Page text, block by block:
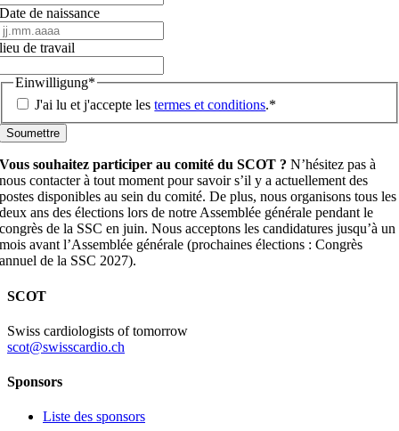
Date de naissance
.
MM
.
lieu de travail
Einwilligung*
J'ai lu et j'accepte lestermes et conditions.*
Vous souhaitez participer au comité du SCOT ? N’hésitez pas à
nous contacter à tout moment pour savoir s’il y a actuellement des
postes disponibles au sein du comité. De plus, nous organisons tous les
deux ans des élections lors de notre Assemblée générale pendant le
congrès de la SSC en juin. Nous acceptons les candidatures jusqu’à un
mois avant l’Assemblée générale (prochaines élections : Congrès
annuel de la SSC 2027).
SCOT
Swiss cardiologists of tomorrow
scot@swisscardio.ch
Sponsors
Liste des sponsors